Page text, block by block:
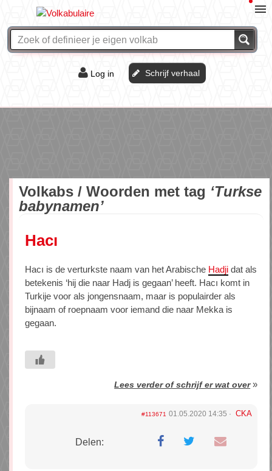
Log in Schrijf verhaal
Volkabs / Woorden met tag ‘Turkse
babynamen’
Hacı
Hacı is de verturkste naam van het Arabische Hadji dat als
betekenis ‘hij die naar Hadj is gegaan’ heeft. Hacı komt in
Turkije voor als jongensnaam, maar is populairder als
bijnaam of roepnaam voor iemand die naar Mekka is
gegaan.
Lees verder of schrijf er wat over»
#113671 01.05.2020 14:35 CKA
Delen: